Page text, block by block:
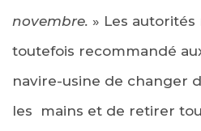
novembre. » Les
toutefois recommandé
navire-usine de changer
les mains et de retirer